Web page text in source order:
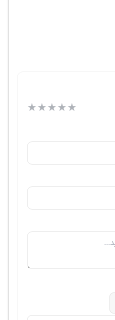
★★★★★